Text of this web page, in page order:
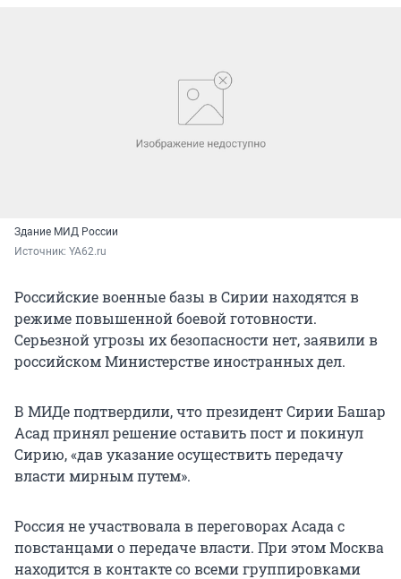
Здание МИД России
Источник: YA62.ru
Российские военные базы в Сирии находятся в
режиме повышенной боевой готовности.
Серьезной угрозы их безопасности нет, заявили в
российском Министерстве иностранных дел.
В МИДе подтвердили, что президент Сирии Башар
Асад принял решение оставить пост и покинул
Сирию, «дав указание осуществить передачу
власти мирным путем».
Россия не участвовала в переговорах Асада с
повстанцами о передаче власти. При этом Москва
находится в контакте со всеми группировками